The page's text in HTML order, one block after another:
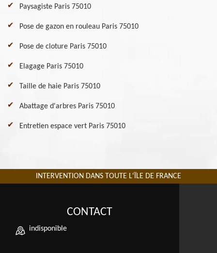
Paysagiste Paris 75010
Pose de gazon en rouleau Paris 75010
Pose de cloture Paris 75010
Elagage Paris 75010
Taille de haie Paris 75010
Abattage d'arbres Paris 75010
Entretien espace vert Paris 75010
INTERVENTION DANS TOUTE L'ÏLE DE FRANCE
CONTACT
indisponible